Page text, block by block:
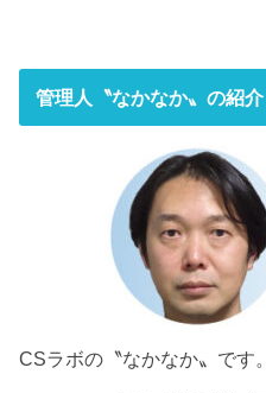
管理人〝なかなか〟の紹介
CSラボの〝なかなか〟です。